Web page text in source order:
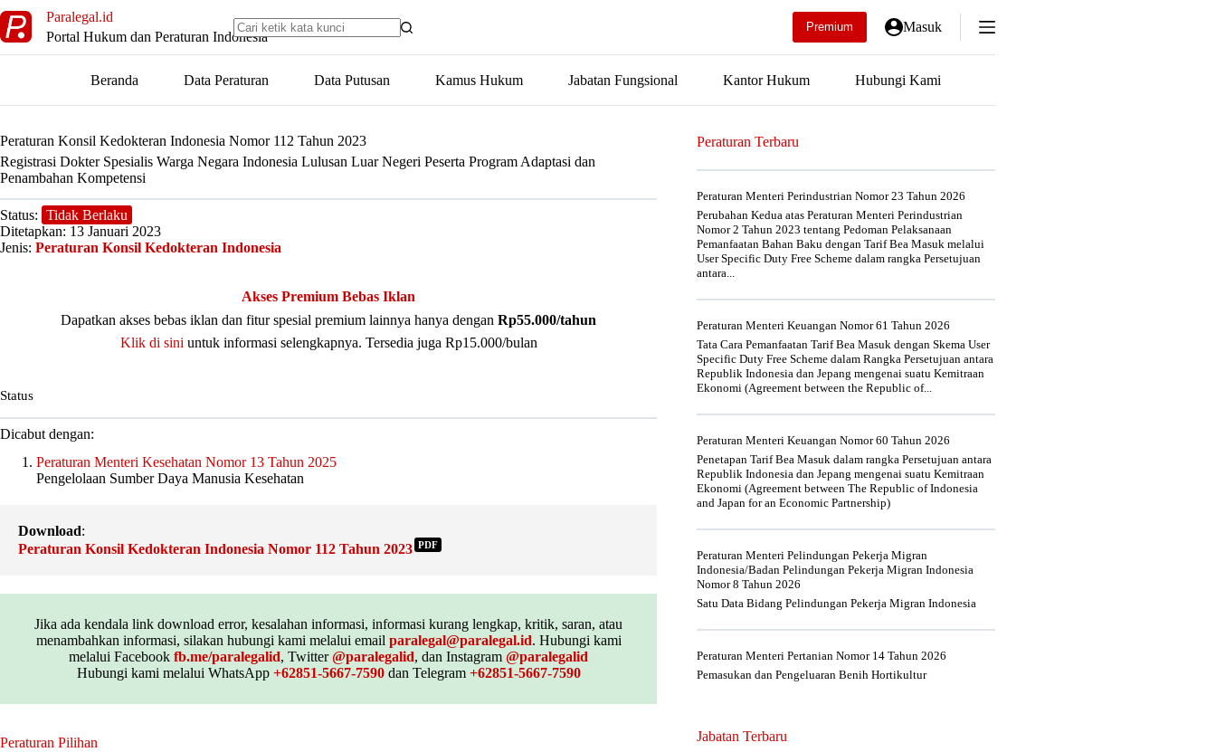
to
content
Paralegal.id
Portal Hukum dan Peraturan Indonesia
Premium Masuk
Beranda Data Peraturan Data Putusan Kamus Hukum Jabatan Fungsional Kantor Hukum Hubungi Kami
Peraturan Konsil Kedokteran Indonesia Nomor 112 Tahun 2023
Registrasi Dokter Spesialis Warga Negara Indonesia Lulusan Luar Negeri Peserta Program Adaptasi dan
Penambahan Kompetensi
Status: Tidak Berlaku
Ditetapkan: 13 Januari 2023
Jenis: Peraturan Konsil Kedokteran Indonesia
Akses Premium Bebas Iklan
Dapatkan akses bebas iklan dan fitur spesial premium lainnya hanya dengan Rp55.000/tahun
Klik di sini untuk informasi selengkapnya. Tersedia juga Rp15.000/bulan
Status
Dicabut dengan:
Peraturan Menteri Kesehatan Nomor 13 Tahun 2025
Pengelolaan Sumber Daya Manusia Kesehatan
Download:
Peraturan Konsil Kedokteran Indonesia Nomor 112 Tahun 2023 PDF
Jika ada kendala link download error, kesalahan informasi, informasi kurang lengkap, kritik, saran, atau
menambahkan informasi, silakan hubungi kami melalui email paralegal@paralegal.id. Hubungi kami
melalui Facebook fb.me/paralegalid, Twitter@paralegalid, dan Instagram @paralegalid
Hubungi kami melalui WhatsApp +62851-5667-7590dan Telegram +62851-5667-7590
Peraturan Pilihan
Peraturan Terbaru
Peraturan Menteri Perindustrian Nomor 23 Tahun 2026
Perubahan Kedua atas Peraturan Menteri Perindustrian
Nomor 2 Tahun 2023 tentang Pedoman Pelaksanaan
Pemanfaatan Bahan Baku dengan Tarif Bea Masuk melalui
User Specific Duty Free Scheme dalam rangka Persetujuan
antara...
Peraturan Menteri Keuangan Nomor 61 Tahun 2026
Tata Cara Pemanfaatan Tarif Bea Masuk dengan Skema User
Specific Duty Free Scheme dalam Rangka Persetujuan antara
Republik Indonesia dan Jepang mengenai suatu Kemitraan
Ekonomi (Agreement between the Republic of...
Peraturan Menteri Keuangan Nomor 60 Tahun 2026
Penetapan Tarif Bea Masuk dalam rangka Persetujuan antara
Republik Indonesia dan Jepang mengenai suatu Kemitraan
Ekonomi (Agreement between The Republic of Indonesia
and Japan for an Economic Partnership)
Peraturan Menteri Pelindungan Pekerja Migran
Indonesia/Badan Pelindungan Pekerja Migran Indonesia
Nomor 8 Tahun 2026
Satu Data Bidang Pelindungan Pekerja Migran Indonesia
Peraturan Menteri Pertanian Nomor 14 Tahun 2026
Pemasukan dan Pengeluaran Benih Hortikultur
Jabatan Terbaru